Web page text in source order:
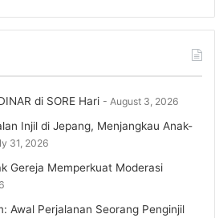
di SORE Hari August 3, 2026
Injil di Jepang, Menjangkau Anak-
31, 2026
Gereja Memperkuat Moderasi
Awal Perjalanan Seorang Penginjil